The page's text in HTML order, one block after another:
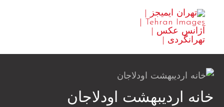
محتوا
خانه اردیبهشت اودلاجان